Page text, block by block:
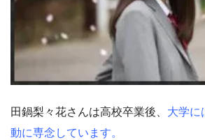
田鍋梨々花さんは高校卒業後、 大学に
動に専念しています。